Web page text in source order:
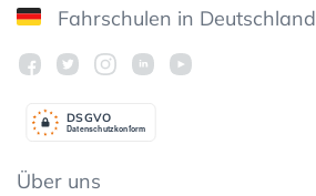
Fahrschulen in Deutschland
Datenschutzkonform
DSGVO
Über uns